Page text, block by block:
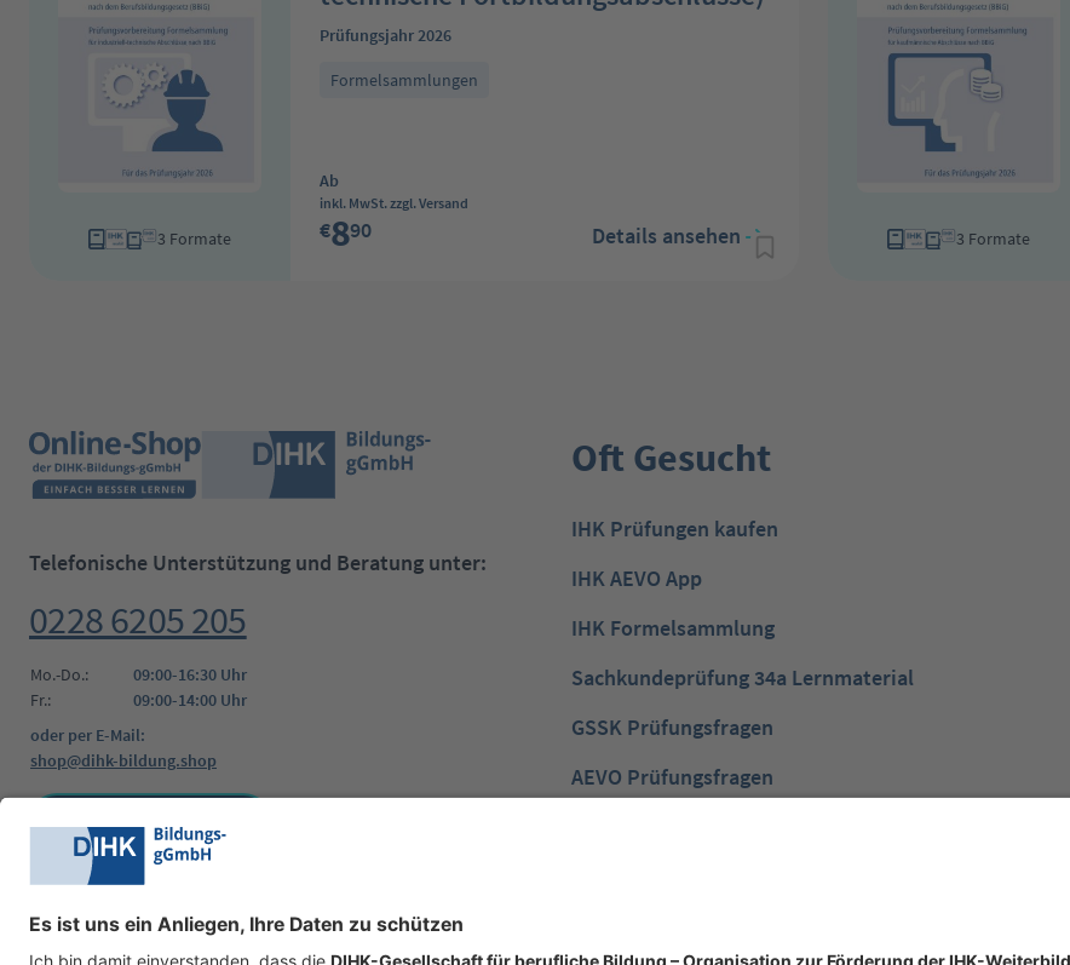
3 Formate
Prüfungsjahr 2026
Formelsammlungen
Regulärer Preis:
Ab
inkl. MwSt. zzgl. Versand
€890 Details ansehen 3 Formate
Telefonische Unterstützung und Beratung unter:
0228 6205 205
Mo.-Do.:
09:00-16:30 Uhr
Fr.:
09:00-14:00 Uhr
oder per E-Mail:
shop@dihk-bildung.shop
Oft Gesucht
IHK Prüfungen kaufen
IHK AEVO App
IHK Formelsammlung
Sachkundeprüfung 34a Lernmaterial
GSSK Prüfungsfragen
AEVO Prüfungsfragen